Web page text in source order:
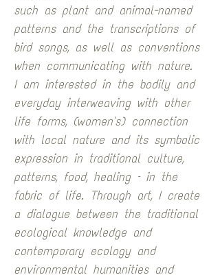
such as plant and animal-named
patterns and the transcriptions of
bird songs, as well as conventions
when communicating with nature.
I am interested in the bodily and
everyday interweaving with other
life forms, (women's) connection
with local nature and its symbolic
expression in traditional culture,
patterns, food, healing – in the
fabric of life. Through art, I create
a dialogue between the traditional
ecological knowledge and
contemporary ecology and
environmental humanities and